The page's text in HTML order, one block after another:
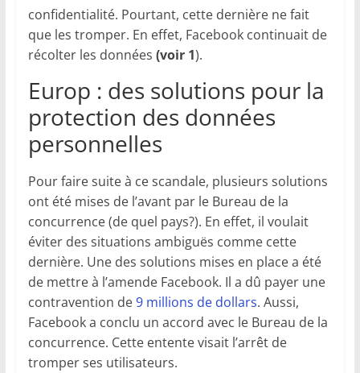
confidentialité. Pourtant, cette dernière ne fait
que les tromper. En effet, Facebook continuait de
récolter les données (voir 1).
Europ : des solutions pour la
protection des données
personnelles
Pour faire suite à ce scandale, plusieurs solutions
ont été mises de l’avant par le Bureau de la
concurrence (de quel pays?). En effet, il voulait
éviter des situations ambiguës comme cette
dernière. Une des solutions mises en place a été
de mettre à l’amende Facebook. Il a dû payer une
contravention de9 millions de dollars. Aussi,
Facebook a conclu un accord avec le Bureau de la
concurrence. Cette entente visait l’arrêt de
tromper ses utilisateurs.